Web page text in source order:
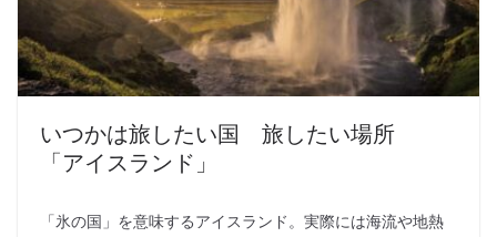
いつかは旅したい国 旅したい場所
「アイスランド」
「氷の国」を意味するアイスランド。実際には海流や地熱